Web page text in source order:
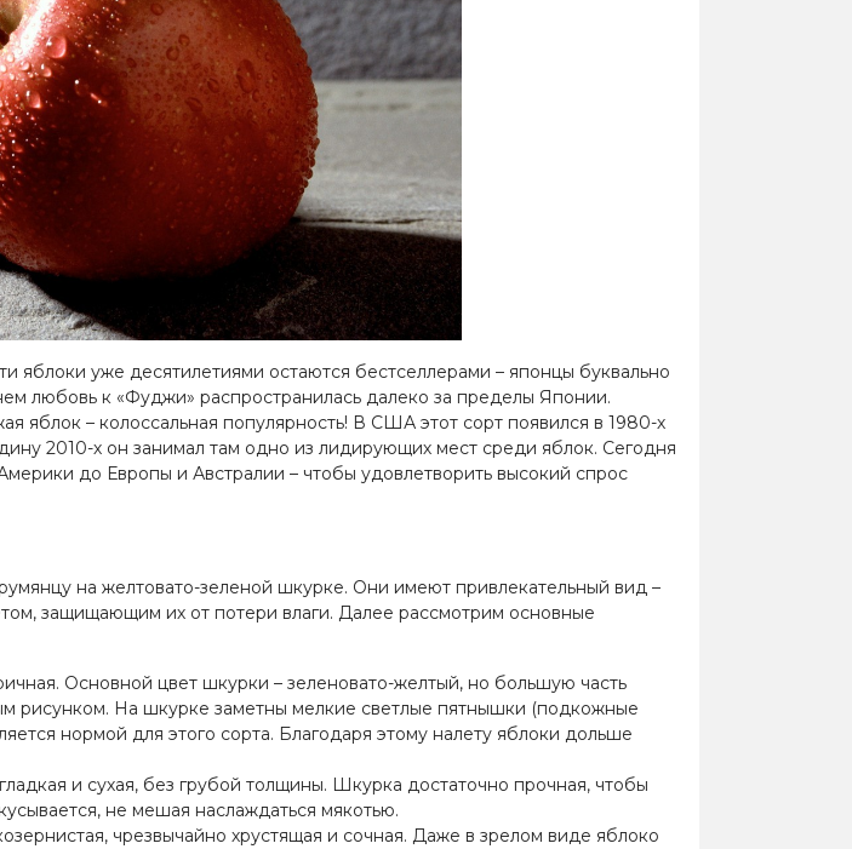
яблоки уже десятилетиями остаются бестселлерами – японцы буквально
любовь к «Фуджи» распространилась далеко за пределы Японии.
яблок – колоссальная популярность! В США этот сорт появился в 1980-х
2010-х он занимал там одно из лидирующих мест среди яблок. Сегодня
до Европы и Австралии – чтобы удовлетворить высокий спрос
на желтовато-зеленой шкурке. Они имеют привлекательный вид –
защищающим их от потери влаги. Далее рассмотрим основные
Основной цвет шкурки – зеленовато-желтый, но большую часть
рисунком. На шкурке заметны мелкие светлые пятнышки (подкожные
нормой для этого сорта. Благодаря этому налету яблоки дольше
и сухая, без грубой толщины. Шкурка достаточно прочная, чтобы
не мешая наслаждаться мякотью.
чрезвычайно хрустящая и сочная. Даже в зрелом виде яблоко